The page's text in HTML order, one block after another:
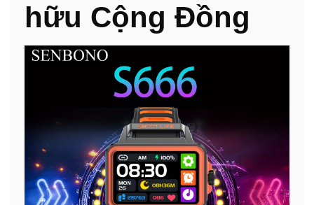
hữu Cộng Đồng